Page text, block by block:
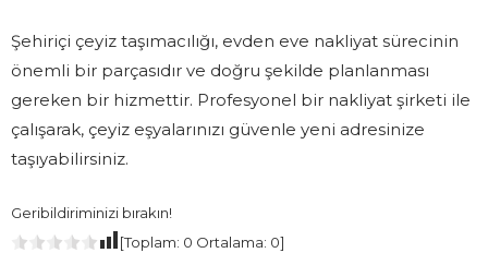
Şehiriçi çeyiz taşımacılığı, evden eve nakliyat sürecinin
önemli bir parçasıdır ve doğru şekilde planlanması
gereken bir hizmettir. Profesyonel bir nakliyat şirketi ile
çalışarak, çeyiz eşyalarınızı güvenle yeni adresinize
taşıyabilirsiniz.
Geribildiriminizi bırakın!
[Toplam: 0 Ortalama: 0]